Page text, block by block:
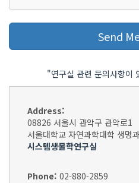
"연구실 관련 문의사항이
Address:
08826 서울시 관악구 관악로1
서울대학교 자연과학대학 생명
시스템생물학연구실
Phone: 02-880-2859